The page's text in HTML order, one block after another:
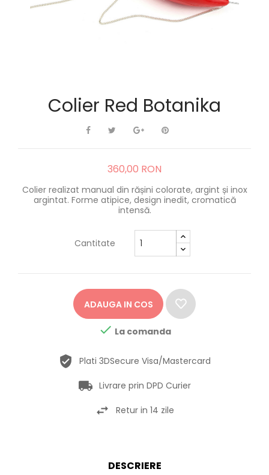
Colier Red Botanika
360,00 RON
Colier realizat manual din rășini colorate, argint și inox
argintat. Forme atipice, design inedit, cromatică
intensă.
Cantitate
ADAUGA IN COS
 La comanda
Plati 3DSecure Visa/Mastercard
Livrare prin DPD Curier
Retur in 14 zile
DESCRIERE